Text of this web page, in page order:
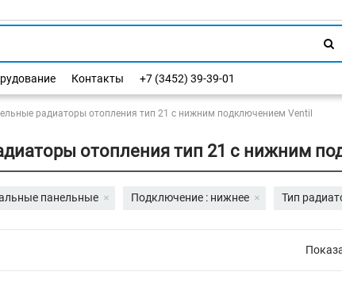
Контакты +7 (3452) 39-39-01
радиаторы отопления тип 21 с нижним подключением Ventil
отопления тип 21 с нижним
панельные Подключение : нижнее Тип